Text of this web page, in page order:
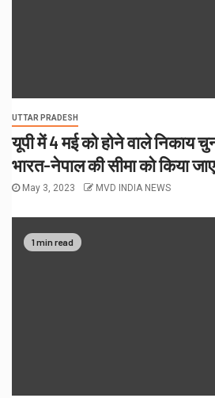
UTTAR PRADESH
यूपी में 4 मई को होने वाले निकाय
भारत-नेपाल की सीमा को किया
May 3, 2023 MVD INDIA NEWS
1 min read